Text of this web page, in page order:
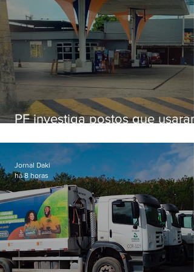
PF investiga postos que usaram
secretário morto em 2020
Jornal Daki
há 8 horas